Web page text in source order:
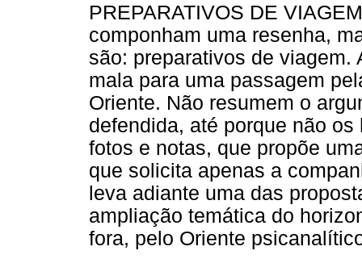
PREPARATIVOS DE
componham uma resenha,
são: preparativos de viagem.
mala para uma passagem
Oriente. Não resumem o
defendida, até porque não
fotos e notas, que propõe
que solicita apenas a
leva adiante uma das
ampliação temática do
fora, pelo Oriente